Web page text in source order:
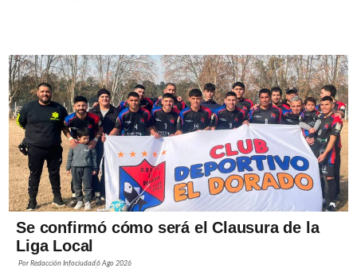
Se confirmó cómo será el Clausura de la
Liga Local
PorRedacción Infociudad6 Ago 2026